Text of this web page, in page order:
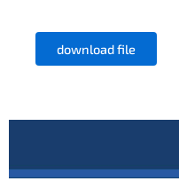
download file